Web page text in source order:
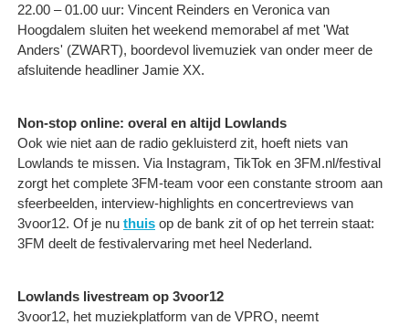
22.00 – 01.00 uur: Vincent Reinders en Veronica van
Hoogdalem sluiten het weekend memorabel af met 'Wat
Anders' (ZWART), boordevol livemuziek van onder meer de
afsluitende headliner Jamie XX.
Non-stop online: overal en altijd Lowlands
Ook wie niet aan de radio gekluisterd zit, hoeft niets van
Lowlands te missen. Via Instagram, TikTok en 3FM.nl/festival
zorgt het complete 3FM-team voor een constante stroom aan
sfeerbeelden, interview-highlights en concertreviews van
3voor12. Of je nu thuis op de bank zit of op het terrein staat:
3FM deelt de festivalervaring met heel Nederland.
Lowlands livestream op 3voor12
3voor12, het muziekplatform van de VPRO, neemt